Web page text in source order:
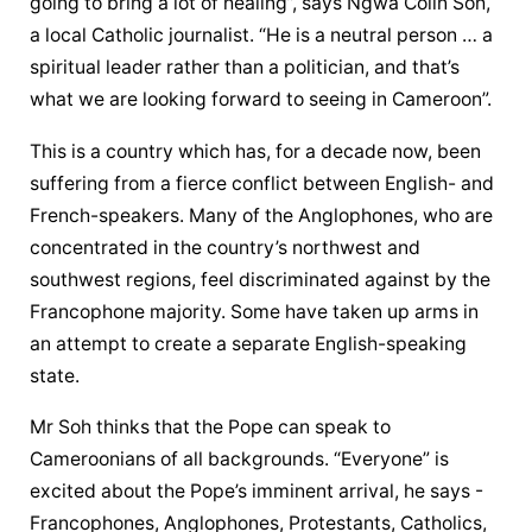
a local Catholic journalist. “He is a neutral person … a
spiritual leader rather than a politician, and that’s
what we are looking forward to seeing in Cameroon”.
This is a country which has, for a decade now, been
suffering from a fierce conflict between English- and
French-speakers. Many of the Anglophones, who are
concentrated in the country’s northwest and
southwest regions, feel discriminated against by the
Francophone majority. Some have taken up arms in
an attempt to create a separate English-speaking
state.
Mr Soh thinks that the Pope can speak to
Cameroonians of all backgrounds. “Everyone” is
excited about the Pope’s imminent arrival, he says -
Francophones, Anglophones, Protestants, Catholics,